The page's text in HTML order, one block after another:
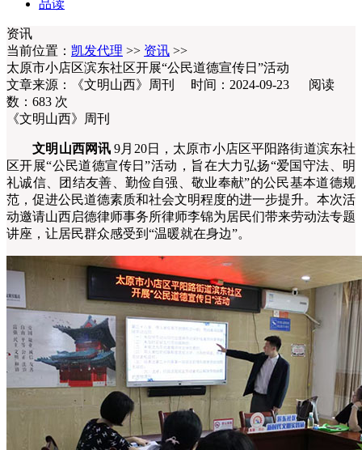
品读
资讯
当前位置： 凯发代理 >> 资讯 >>
太原市小店区滨东社区开展“公民道德宣传日”活动
文章来源：《文明山西》周刊 时间：2024-09-23 阅读
数： 683 次
《文明山西》周刊
文明山西网讯9月20日，太原市小店区平阳路街道滨东社
区开展“公民道德宣传日”活动，旨在大力弘扬“爱国守法、明
礼诚信、团结友善、勤俭自强、敬业奉献”的公民基本道德规
范，促进公民道德素质和社会文明程度的进一步提升。本次活
动邀请山西启德律师事务所律师李锦为居民们带来劳动法专题
讲座，让居民群众感受到“温暖就在身边”。